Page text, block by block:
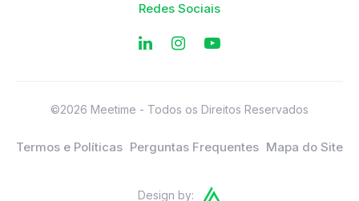
Redes Sociais
©2026 Meetime - Todos os Direitos Reservados
Termos e Políticas Perguntas Frequentes Mapa do Site
Design by: